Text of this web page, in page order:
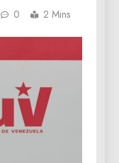
0 2 Mins